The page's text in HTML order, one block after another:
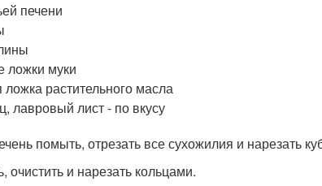
печени
ложки муки
ложка растительного масла
лавровый лист - по вкусу
помыть, отрезать все сухожилия и нарезать
очистить и нарезать кольцами.